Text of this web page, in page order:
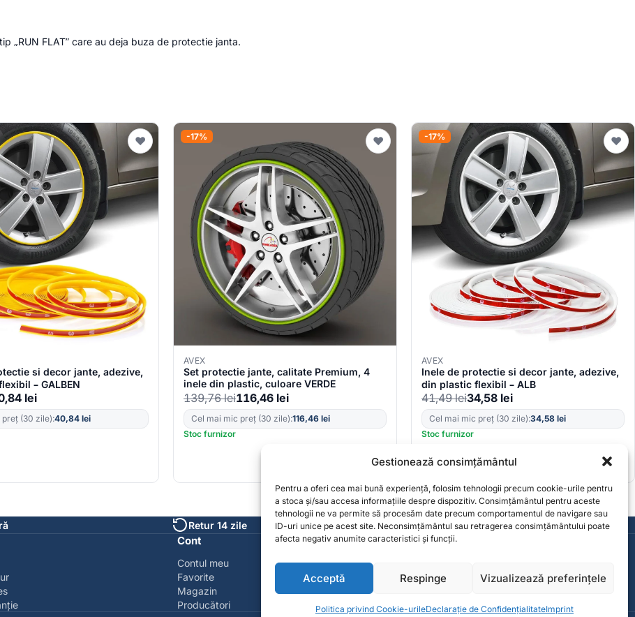
Gestionează consimțământul
Pentru a oferi cea mai bună experiență, folosim tehnologii precum cookie-urile pentru
a stoca și/sau accesa informațiile despre dispozitiv. Consimțământul pentru aceste
tehnologii ne va permite să procesăm date precum comportamentul de navigare sau
ID-uri unice pe acest site. Neconsimțământul sau retragerea consimțământului poate
afecta negativ anumite caracteristici și funcții.
Acceptă Respinge Vizualizează preferințele
Politica privind Cookie-urileDeclarație de ConfidențialitateImprint
„RUN FLAT” care au deja buza de protectie janta.
♥
si decor jante, adezive,
– GALBEN
lei
(30 zile):40,84 lei
-17% ♥
AVEX
Set protectie jante, calitate Premium, 4
inele din plastic, culoare VERDE
139,76lei116,46 lei
Cel mai mic preț (30 zile):116,46 lei
Stoc furnizor
-17% ♥
AVEX
Inele de protectie si decor jante, adezive,
din plastic flexibil – ALB
41,49lei34,58 lei
Cel mai mic preț (30 zile):34,58 lei
Stoc furnizor
Retur 14 zile Consultanță de la specialiști
Cont
Contul meu
Favorite
Magazin
Producători
Contact